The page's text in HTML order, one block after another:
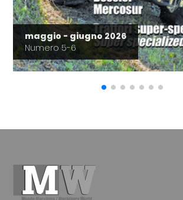
maggio - giugno 2026
Numero 5-6